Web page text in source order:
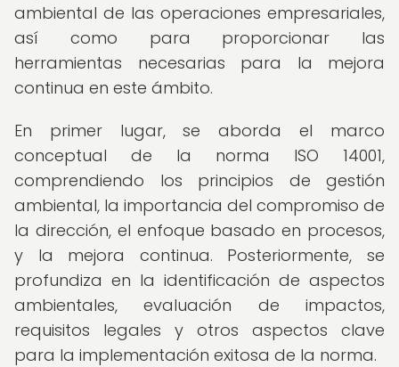
ambiental de las operaciones empresariales,
así como para proporcionar las
herramientas necesarias para la mejora
continua en este ámbito.
En primer lugar, se aborda el marco
conceptual de la norma ISO 14001,
comprendiendo los principios de gestión
ambiental, la importancia del compromiso de
la dirección, el enfoque basado en procesos,
y la mejora continua. Posteriormente, se
profundiza en la identificación de aspectos
ambientales, evaluación de impactos,
requisitos legales y otros aspectos clave
para la implementación exitosa de la norma.